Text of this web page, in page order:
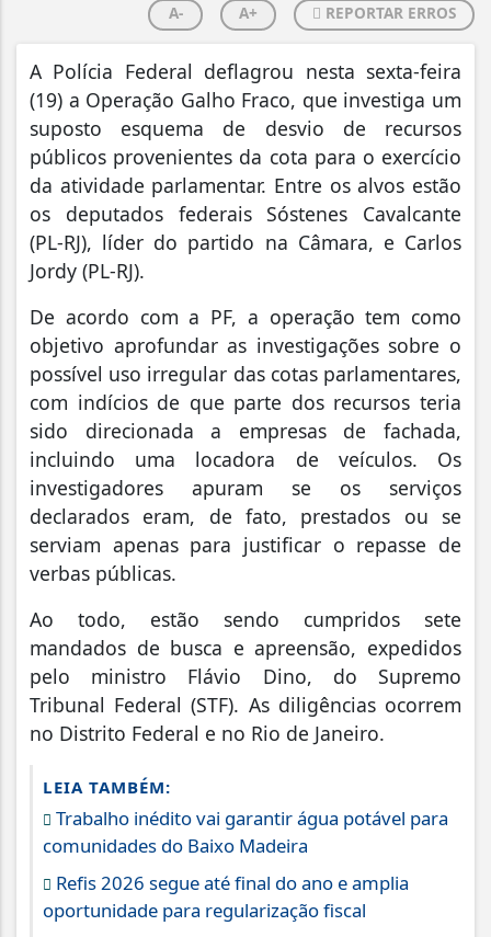
A- A+ REPORTAR ERROS
A Polícia Federal deflagrou nesta sexta-feira
(19) a Operação Galho Fraco, que investiga um
suposto esquema de desvio de recursos
públicos provenientes da cota para o exercício
da atividade parlamentar. Entre os alvos estão
os deputados federais Sóstenes Cavalcante
(PL-RJ), líder do partido na Câmara, e Carlos
Jordy (PL-RJ).
De acordo com a PF, a operação tem como
objetivo aprofundar as investigações sobre o
possível uso irregular das cotas parlamentares,
com indícios de que parte dos recursos teria
sido direcionada a empresas de fachada,
incluindo uma locadora de veículos. Os
investigadores apuram se os serviços
declarados eram, de fato, prestados ou se
serviam apenas para justificar o repasse de
verbas públicas.
Ao todo, estão sendo cumpridos sete
mandados de busca e apreensão, expedidos
pelo ministro Flávio Dino, do Supremo
Tribunal Federal (STF). As diligências ocorrem
no Distrito Federal e no Rio de Janeiro.
LEIA TAMBÉM:
Trabalho inédito vai garantir água potável para
comunidades do Baixo Madeira
Refis 2026 segue até final do ano e amplia
oportunidade para regularização fiscal